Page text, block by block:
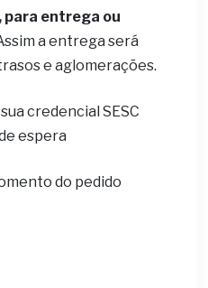
entrega ou
a entrega será
e aglomerações.
credencial SESC
espera
do pedido